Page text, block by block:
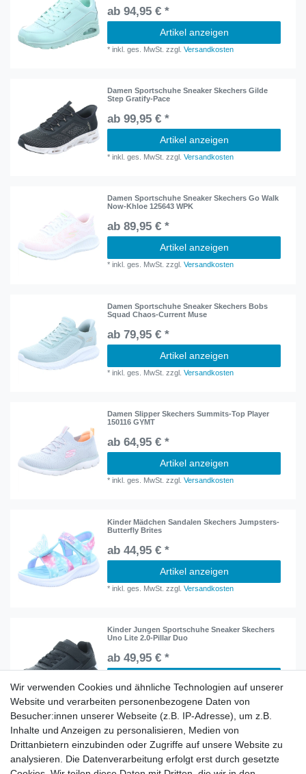
ab 94,95 € *
Artikel anzeigen
*inkl. ges. MwSt. zzgl.Versandkosten
Damen Sportschuhe Sneaker Skechers Gilde
Step Gratify-Pace
ab 99,95 € *
Artikel anzeigen
*inkl. ges. MwSt. zzgl.Versandkosten
Damen Sportschuhe Sneaker Skechers Go Walk
Now-Khloe 125643 WPK
ab 89,95 € *
Artikel anzeigen
*inkl. ges. MwSt. zzgl.Versandkosten
Damen Sportschuhe Sneaker Skechers Bobs
Squad Chaos-Current Muse
ab 79,95 € *
Artikel anzeigen
*inkl. ges. MwSt. zzgl.Versandkosten
Damen Slipper Skechers Summits-Top Player
150116 GYMT
ab 64,95 € *
Artikel anzeigen
*inkl. ges. MwSt. zzgl.Versandkosten
Kinder Mädchen Sandalen Skechers Jumpsters-
Butterfly Brites
ab 44,95 € *
Artikel anzeigen
*inkl. ges. MwSt. zzgl.Versandkosten
Kinder Jungen Sportschuhe Sneaker Skechers
Uno Lite 2.0-Pillar Duo
ab 49,95 € *
Herren Schnürhalbschuhe Skechers Slade Ultra-
Mercer 211069 BLU
ab 79,95 € *
Wir verwenden Cookies und ähnliche Technologien auf unserer
Website und verarbeiten personenbezogene Daten von
Besucher:innen unserer Webseite (z.B. IP-Adresse), um z.B.
Inhalte und Anzeigen zu personalisieren, Medien von
Drittanbietern einzubinden oder Zugriffe auf unsere Website zu
analysieren. Die Datenverarbeitung erfolgt erst durch gesetzte